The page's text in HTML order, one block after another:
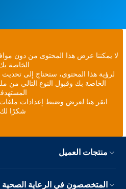
لا يمكننا عرض هذا المحتوى من دون
الخاصة
لرؤية هذا المحتوى، ستحتاج إلى
الخاصة بك وقبول النوع التالي من
انقر هنا لعرض وضبط إعدادات ملفات
شكرًا لك.
منتجات العميل
المتخصصون في الرعاية الصحية